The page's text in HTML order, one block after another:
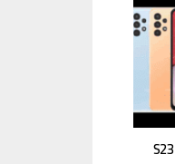
هل أصبحت سامسونج الأفضل في التصوير الليلي S23